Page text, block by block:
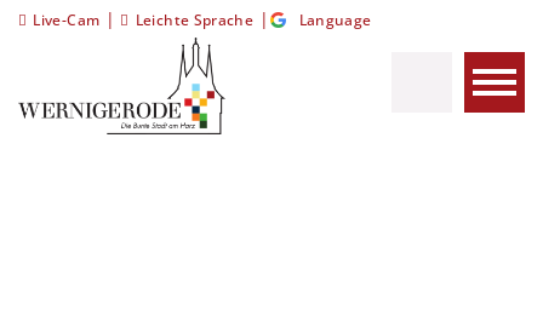
Live-Cam | Leichte Sprache | Language